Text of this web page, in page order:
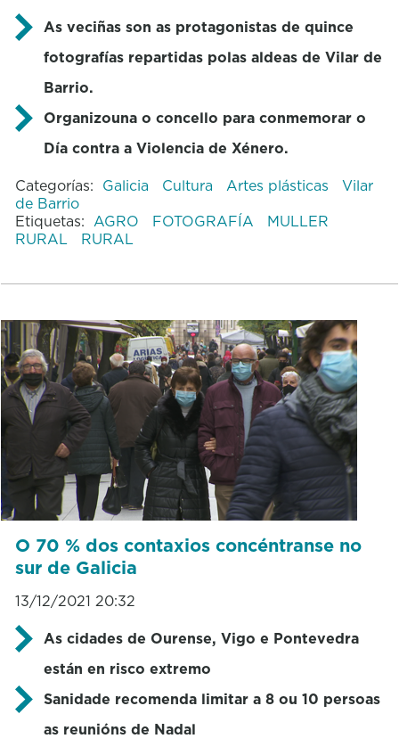
As veciñas son as protagonistas de quince
fotografías repartidas polas aldeas de Vilar de
Barrio.
Organizouna o concello para conmemorar o
Día contra a Violencia de Xénero.
Categorías: Galicia Cultura Artes plásticas
Vilar
de Barrio
Etiquetas: AGRO FOTOGRAFÍA
MULLER
RURAL
RURAL
O 70 % dos contaxios concéntranse no
sur de Galicia
13/12/2021 20:32
As cidades de Ourense, Vigo e Pontevedra
están en risco extremo
Sanidade recomenda limitar a 8 ou 10 persoas
as reunións de Nadal